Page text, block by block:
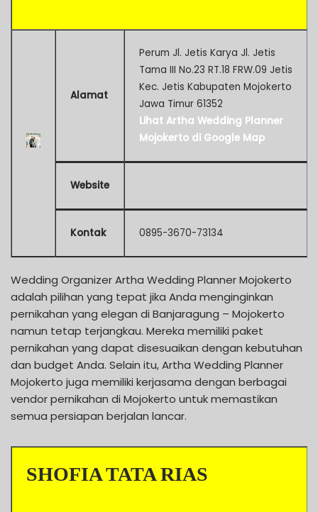
Alamat
Perum Jl. Jetis Karya Jl. Jetis
Tama III No.23 RT.18 FRW.09 Jetis
Kec. Jetis Kabupaten Mojokerto
Jawa Timur 61352
Lihat Artha Wedding Planner
Mojokerto di Google Map
Website
Kontak 0895-3670-73134
Wedding Organizer Artha Wedding Planner Mojokerto
adalah pilihan yang tepat jika Anda menginginkan
pernikahan yang elegan di Banjaragung – Mojokerto
namun tetap terjangkau. Mereka memiliki paket
pernikahan yang dapat disesuaikan dengan kebutuhan
dan budget Anda. Selain itu, Artha Wedding Planner
Mojokerto juga memiliki kerjasama dengan berbagai
vendor pernikahan di Mojokerto untuk memastikan
semua persiapan berjalan lancar.
SHOFIA TATA RIAS